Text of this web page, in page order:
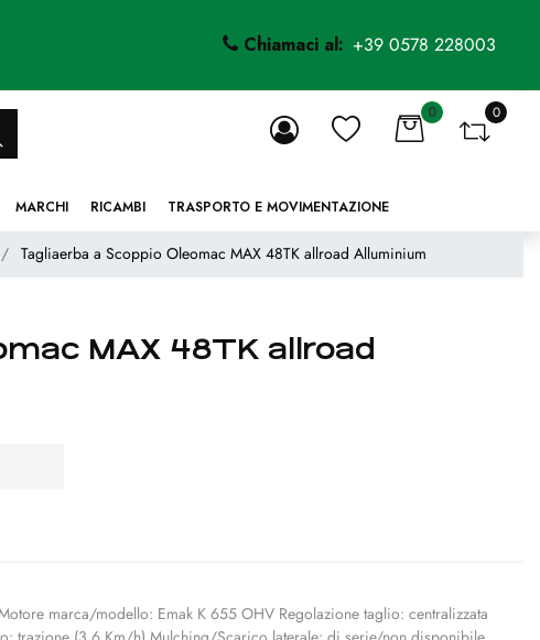
Chiamaci al: +39 0578 228003
0 0
MARCHI RICAMBI TRASPORTO E MOVIMENTAZIONE
Tagliaerba a Scoppio Oleomac MAX 48TK allroad Alluminium
MAX 48TK allroad
marca/modello: Emak K 655 OHV Regolazione taglio: centralizzata